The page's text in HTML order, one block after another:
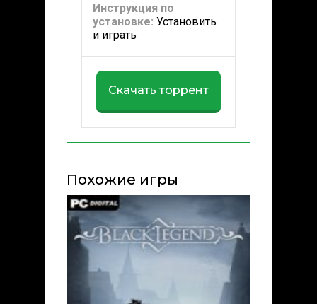
Инструкция по
установке: Установить
и играть
Скачать торрент
Похожие игры